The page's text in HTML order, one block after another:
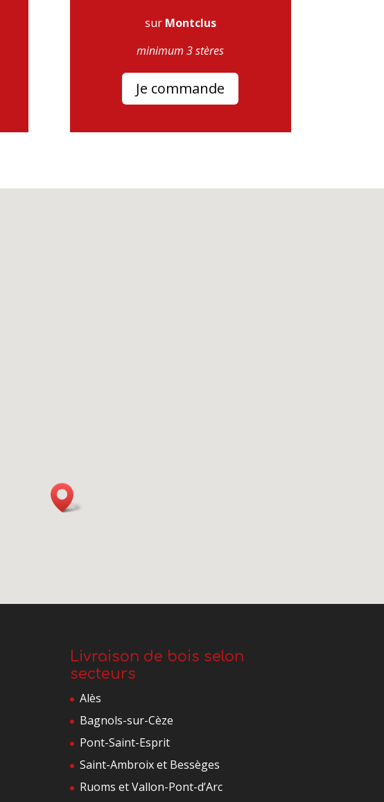
sur Montclus
minimum 3 stères
Je commande
Livraison de bois selon
secteurs
Alès
Bagnols-sur-Cèze
Pont-Saint-Esprit
Saint-Ambroix et Bessèges
Ruoms et Vallon-Pont-d’Arc